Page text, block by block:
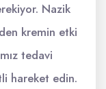
Nazik
kremin etki
tedavi
hareket edin.